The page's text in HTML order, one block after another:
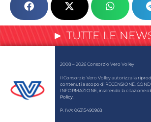
► TUTTE LE
2008 – 2026 Consorzio Vero Volley
Il Consorzio Vero Volley autorizza la
contenuti a scopo di RECENSIONE,
INFORMAZIONE, inserendo la citazione
Policy
P. IVA: 06315490968